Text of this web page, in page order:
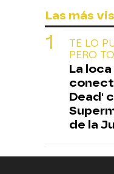
Las más
TE LO
PERO
La
Dead'
de la